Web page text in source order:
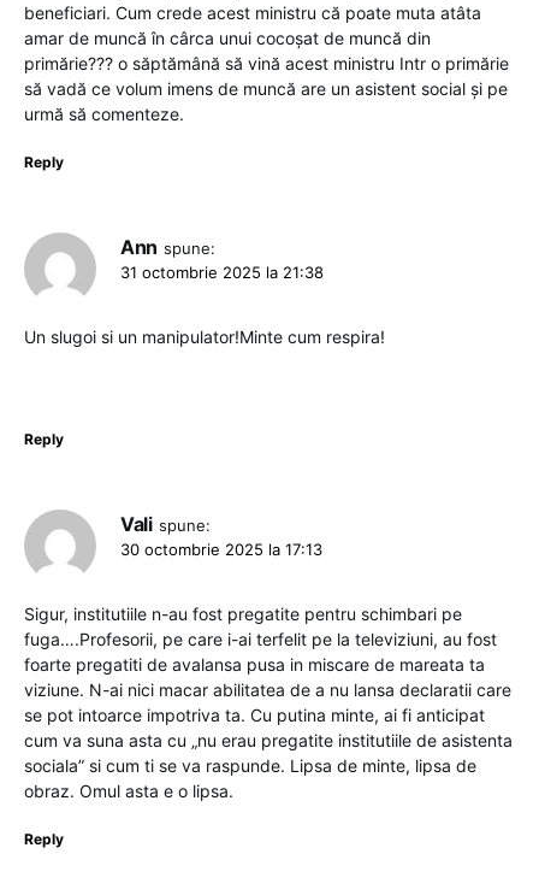
beneficiari. Cum crede acest ministru că poate muta atâta
amar de muncă în cârca unui cocoșat de muncă din
primărie??? o săptămână să vină acest ministru Intr o primărie
să vadă ce volum imens de muncă are un asistent social și pe
urmă să comenteze.
Reply
Ann spune:
31 octombrie 2025 la 21:38
Un slugoi si un manipulator!Minte cum respira!
Reply
Vali spune:
30 octombrie 2025 la 17:13
Sigur, institutiile n-au fost pregatite pentru schimbari pe
fuga….Profesorii, pe care i-ai terfelit pe la televiziuni, au fost
foarte pregatiti de avalansa pusa in miscare de mareata ta
viziune. N-ai nici macar abilitatea de a nu lansa declaratii care
se pot intoarce impotriva ta. Cu putina minte, ai fi anticipat
cum va suna asta cu „nu erau pregatite institutiile de asistenta
sociala” si cum ti se va raspunde. Lipsa de minte, lipsa de
obraz. Omul asta e o lipsa.
Reply